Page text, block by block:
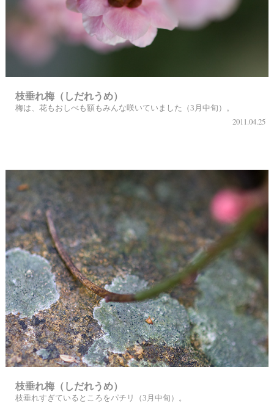
枝垂れ梅（しだれうめ）
梅は、花もおしべも額もみんな咲いていました（3月中旬）。
2011.04.25
枝垂れ梅（しだれうめ）
枝垂れすぎているところをパチリ（3月中旬）。